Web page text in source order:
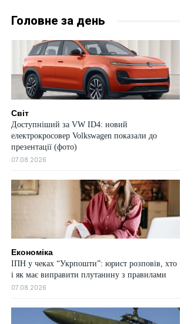
Головне за день
Світ
Доступніший за VW ID4: новий
електрокросовер Volkswagen показали до
презентації (фото)
07.08.2026
Економіка
ІПН у чеках “Укрпошти”: юрист розповів, хто
і як має виправити плутанину з правилами
07.08.2026